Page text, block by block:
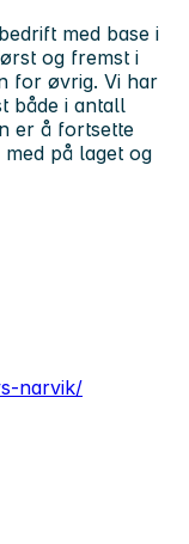
med base i
og fremst i
for øvrig. Vi har
både i antall
er å fortsette
på laget og
narvik/